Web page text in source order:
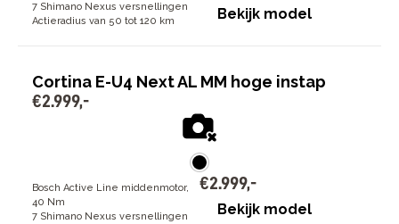
7 Shimano Nexus versnellingen
Actieradius van 50 tot 120 km
Bekijk model
Cortina E-U4 Next AL MM hoge instap
€2.999,-
Bosch Active Line middenmotor,
40 Nm
7 Shimano Nexus versnellingen
€2.999,-
Bekijk model